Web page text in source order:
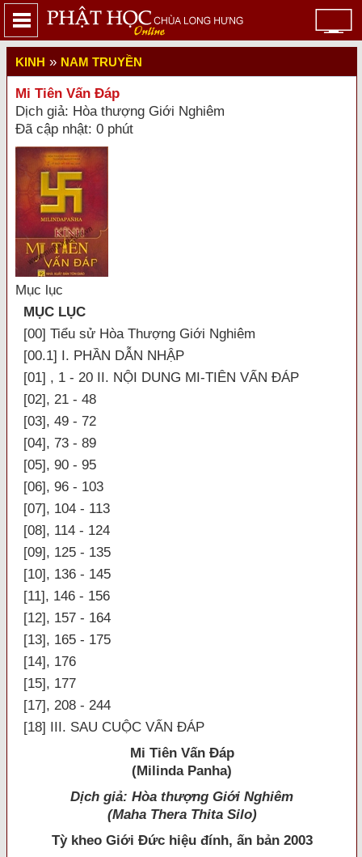
KINH » NAM TRUYỀN
Mi Tiên Vấn Ðáp
Dịch giả: Hòa thượng Giới Nghiêm
Đã cập nhật: 0 phút
Mục lục
MỤC LỤC
[00] Tiểu sử Hòa Thượng Giới Nghiêm
[00.1] I. PHẦN DẪN NHẬP
[01] , 1 - 20 II. NỘI DUNG MI-TIÊN VẤN ĐÁP
[02], 21 - 48
[03], 49 - 72
[04], 73 - 89
[05], 90 - 95
[06], 96 - 103
[07], 104 - 113
[08], 114 - 124
[09], 125 - 135
[10], 136 - 145
[11], 146 - 156
[12], 157 - 164
[13], 165 - 175
[14], 176
[15], 177
[17], 208 - 244
[18] III. SAU CUỘC VẤN ĐÁP
Mi Tiên Vấn Ðáp
(Milinda Panha)
Dịch giả: Hòa thượng Giới Nghiêm
(Maha Thera Thita Silo)
Tỳ kheo Giới Ðức hiệu đính, ấn bản 2003